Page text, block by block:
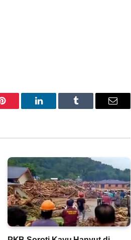
Pinterest LinkedIn Tumblr Email